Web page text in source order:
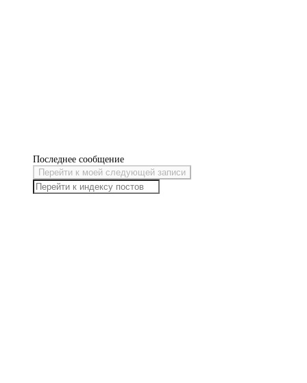
Последнее сообщение
Перейти к моей следующей записи